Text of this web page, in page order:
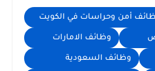
أمن وحراسات في الكويت
وظائف الامارات
وظائف السعودية